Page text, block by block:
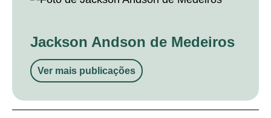
Jackson Andson de Medeiros
Ver mais publicações